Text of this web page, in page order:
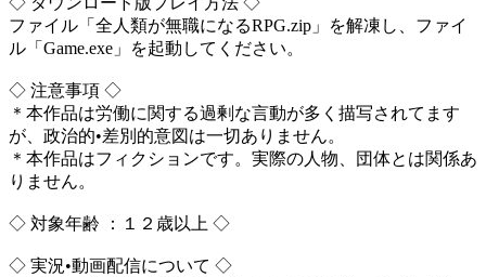
ファイル「全人類が無職になるRPG.zip」を解凍し、ファイ
ル「Game.exe」を起動してください。
◇ 注意事項 ◇
＊本作品は労働に関する過剰な言動が多く描写されてます
が、政治的•差別的意図は一切ありません。
＊本作品はフィクションです。実際の人物、団体とは関係あ
りません。
◇ 対象年齢 ：１２歳以上 ◇
◇ 実況•動画配信について ◇